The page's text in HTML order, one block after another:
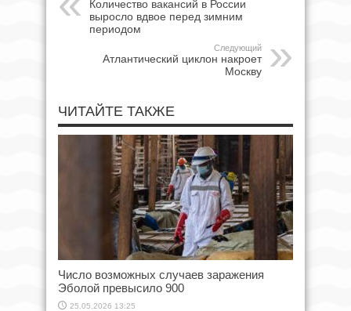
Количество вакансий в России
выросло вдвое перед зимним
периодом
Следующий
Атлантический циклон накроет
Москву
ЧИТАЙТЕ ТАКЖЕ
Число возможных случаев заражения
Эболой превысило 900
25.05.2026 13:25